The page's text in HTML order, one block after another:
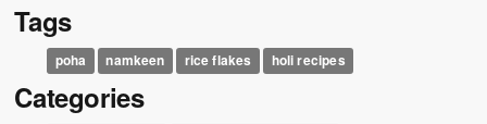
Tags
poha namkeen rice flakes holi recipes
Categories